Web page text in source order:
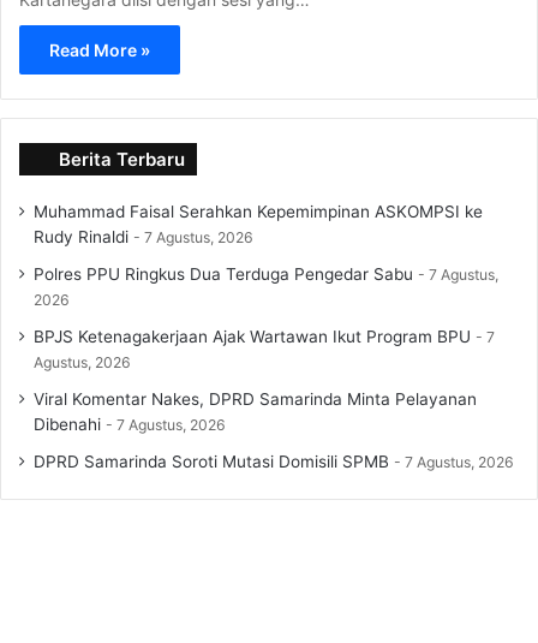
Read More »
Berita Terbaru
Muhammad Faisal Serahkan Kepemimpinan ASKOMPSI ke
Rudy Rinaldi
7 Agustus, 2026
Polres PPU Ringkus Dua Terduga Pengedar Sabu
7 Agustus,
2026
BPJS Ketenagakerjaan Ajak Wartawan Ikut Program BPU
7
Agustus, 2026
Viral Komentar Nakes, DPRD Samarinda Minta Pelayanan
Dibenahi
7 Agustus, 2026
DPRD Samarinda Soroti Mutasi Domisili SPMB 7 Agustus, 2026